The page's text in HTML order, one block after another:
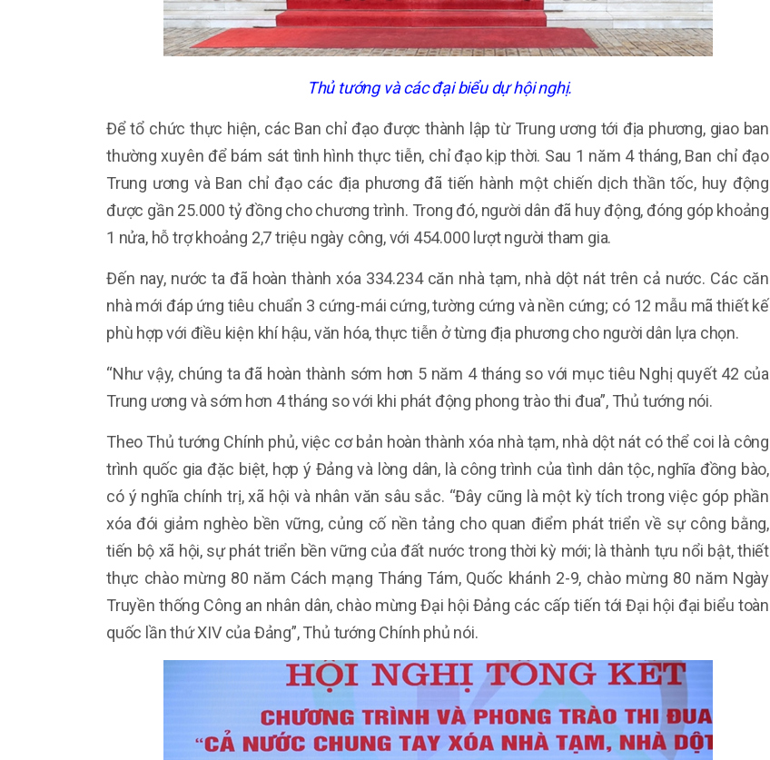
Thủ tướng và các đại biểu dự hội nghị.
Để tổ chức thực hiện, các Ban chỉ đạo được thành lập từ Trung ương tới địa phương, giao ban
thường xuyên để bám sát tình hình thực tiễn, chỉ đạo kịp thời. Sau 1 năm 4 tháng, Ban chỉ đạo
Trung ương và Ban chỉ đạo các địa phương đã tiến hành một chiến dịch thần tốc, huy động
được gần 25.000 tỷ đồng cho chương trình. Trong đó, người dân đã huy động, đóng góp khoảng
1 nửa, hỗ trợ khoảng 2,7 triệu ngày công, với 454.000 lượt người tham gia.
Đến nay, nước ta đã hoàn thành xóa 334.234 căn nhà tạm, nhà dột nát trên cả nước. Các căn
nhà mới đáp ứng tiêu chuẩn 3 cứng-mái cứng, tường cứng và nền cứng; có 12 mẫu mã thiết kế
phù hợp với điều kiện khí hậu, văn hóa, thực tiễn ở từng địa phương cho người dân lựa chọn.
“Như vậy, chúng ta đã hoàn thành sớm hơn 5 năm 4 tháng so với mục tiêu Nghị quyết 42 của
Trung ương và sớm hơn 4 tháng so với khi phát động phong trào thi đua”, Thủ tướng nói.
Theo Thủ tướng Chính phủ, việc cơ bản hoàn thành xóa nhà tạm, nhà dột nát có thể coi là công
trình quốc gia đặc biệt, hợp ý Đảng và lòng dân, là công trình của tình dân tộc, nghĩa đồng bào,
có ý nghĩa chính trị, xã hội và nhân văn sâu sắc. “Đây cũng là một kỳ tích trong việc góp phần
xóa đói giảm nghèo bền vững, củng cố nền tảng cho quan điểm phát triển về sự công bằng,
tiến bộ xã hội, sự phát triển bền vững của đất nước trong thời kỳ mới; là thành tựu nổi bật, thiết
thực chào mừng 80 năm Cách mạng Tháng Tám, Quốc khánh 2-9, chào mừng 80 năm Ngày
Truyền thống Công an nhân dân, chào mừng Đại hội Đảng các cấp tiến tới Đại hội đại biểu toàn
quốc lần thứ XIV của Đảng”, Thủ tướng Chính phủ nói.